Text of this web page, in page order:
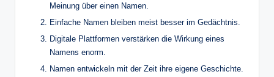
Meinung über einen Namen.
Einfache Namen bleiben meist besser im Gedächtnis.
Digitale Plattformen verstärken die Wirkung eines
Namens enorm.
Namen entwickeln mit der Zeit ihre eigene Geschichte.